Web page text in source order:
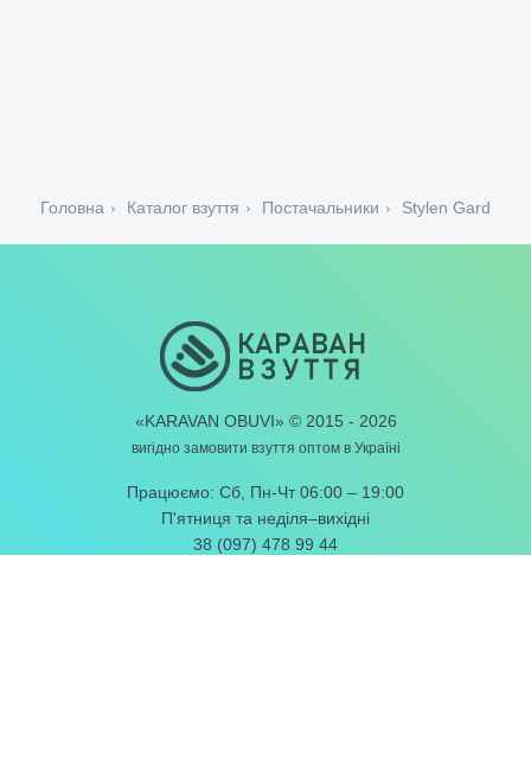
Головна Каталог взуття Постачальники Stylen Gard
«KARAVAN OBUVI» © 2015 - 2026
вигідно замовити взуття оптом в Україні
Працюємо: Сб, Пн-Чт 06:00 – 19:00
П'ятниця та неділя–вихідні
38 (097) 478 99 44